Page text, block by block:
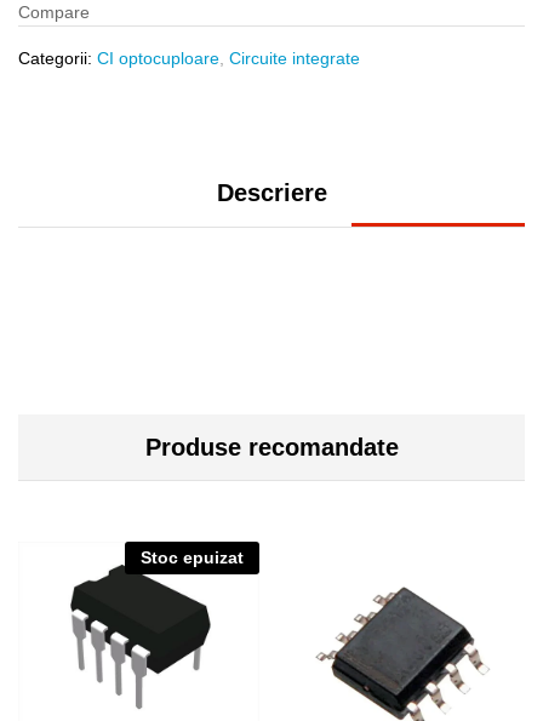
Compare
Categorii: CI optocuploare Circuite integrate
Descriere
Produse recomandate
Stoc epuizat